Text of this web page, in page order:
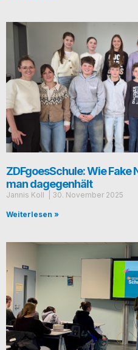
ZDFgoesSchule: Wie Fake
man dagegenhält
Jan­nis Koll 30. Novem­ber 2025
Weiterlesen »